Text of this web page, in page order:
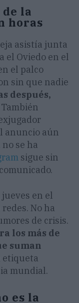
la
horas
asistía junta
el Oviedo en el
el palco
sin que nadie
después,
También
anuncio aún
se ha
sigue sin
en el
No ha
de crisis.
los más de
suman
etiqueta
mundial.
es la